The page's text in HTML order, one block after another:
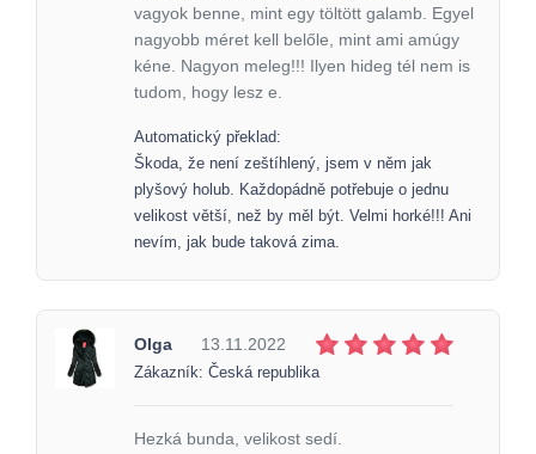
vagyok benne, mint egy töltött galamb. Egyel
nagyobb méret kell belőle, mint ami amúgy
kéne. Nagyon meleg!!! Ilyen hideg tél nem is
tudom, hogy lesz e.
Automatický překlad:
Škoda, že není zeštíhlený, jsem v něm jak
plyšový holub. Každopádně potřebuje o jednu
velikost větší, než by měl být. Velmi horké!!! Ani
nevím, jak bude taková zima.
Olga 13.11.2022
Zákazník: Česká republika
Hezká bunda, velikost sedí.